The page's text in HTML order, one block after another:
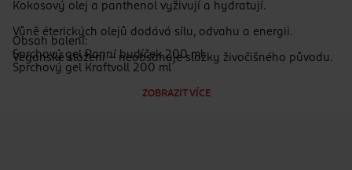
Kokosový olej a panthenol vyživují a hydratují.
Vůně éterických olejů dodává sílu, odvahu a energii.
Veganské složení – neobsahuje složky živočišného původu.
Obsah balení:
Sprchový gel Ranní budíček 200 ml
Sprchový gel Kraftvoll 200 ml
ZOBRAZIT VÍCE